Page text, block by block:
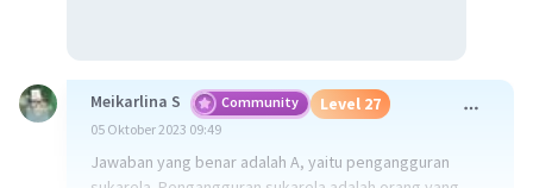
Meikarlina S Community Level 27
05 Oktober 2023 09:49
Jawaban yang benar adalah A, yaitu pengangguran